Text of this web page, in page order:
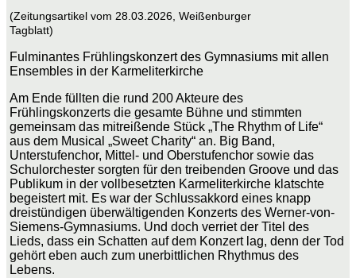
(Zeitungsartikel vom 28.03.2026, Weißenburger
Tagblatt)
Fulminantes Frühlingskonzert des Gymnasiums mit allen
Ensembles in der Karmeliterkirche
Am Ende füllten die rund 200 Akteure des
Frühlingskonzerts die gesamte Bühne und stimmten
gemeinsam das mitreißende Stück „The Rhythm of Life“
aus dem Musical „Sweet Charity“ an. Big Band,
Unterstufenchor, Mittel- und Oberstufenchor sowie das
Schulorchester sorgten für den treibenden Groove und das
Publikum in der vollbesetzten Karmeliterkirche klatschte
begeistert mit. Es war der Schlussakkord eines knapp
dreistündigen überwältigenden Konzerts des Werner-von-
Siemens-Gymnasiums. Und doch verriet der Titel des
Lieds, dass ein Schatten auf dem Konzert lag, denn der Tod
gehört eben auch zum unerbittlichen Rhythmus des
Lebens.